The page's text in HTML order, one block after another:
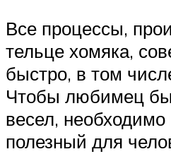
Все процессы,
тельце хомяка,
быстро, в том
Чтобы любимец
весел, необходимо
полезный для